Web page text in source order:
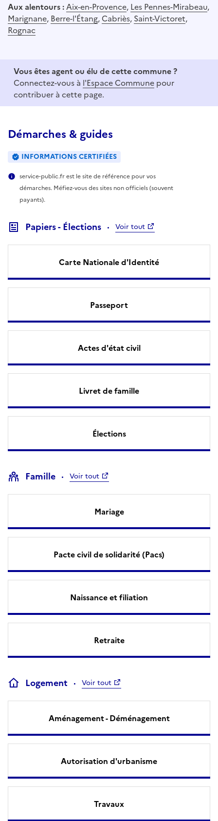
Aux alentours :Aix-en-Provence, Les Pennes-Mirabeau,
Marignane, Berre-l'Étang, Cabriès, Saint-Victoret,
Rognac
Vous êtes agent ou élu de cette commune ?
Connectez-vous à l'Espace Commune pour
contribuer à cette page.
Démarches & guides
INFORMATIONS CERTIFIÉES
service-public.fr est le site de référence pour vos
démarches. Méfiez-vous des sites non officiels (souvent
payants).
Papiers - Élections Voir tout
Carte Nationale d'Identité
Passeport
Actes d'état civil
Livret de famille
Élections
Famille Voir tout
Mariage
Pacte civil de solidarité (Pacs)
Naissance et filiation
Retraite
Logement Voir tout
Aménagement - Déménagement
Autorisation d'urbanisme
Travaux